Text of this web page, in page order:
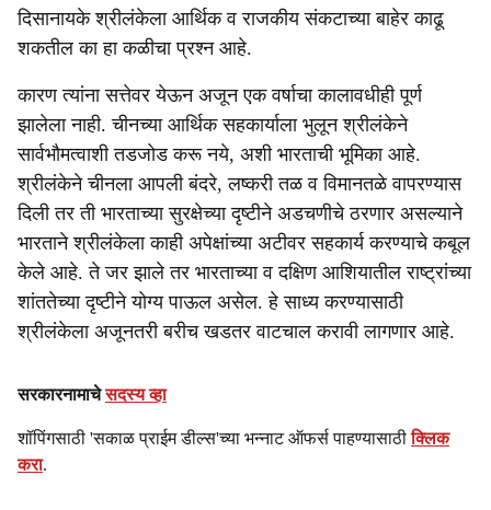
दिसानायके श्रीलंकेला आर्थिक व राजकीय संकटाच्या बाहेर काढू
शकतील का हा कळीचा प्रश्न आहे.
कारण त्यांना सत्तेवर येऊन अजून एक वर्षाचा कालावधीही पूर्ण
झालेला नाही. चीनच्या आर्थिक सहकार्याला भुलून श्रीलंकेने
सार्वभौमत्वाशी तडजोड करू नये, अशी भारताची भूमिका आहे.
श्रीलंकेने चीनला आपली बंदरे, लष्करी तळ व विमानतळे वापरण्यास
दिली तर ती भारताच्या सुरक्षेच्या दृष्टीने अडचणीचे ठरणार असल्याने
भारताने श्रीलंकेला काही अपेक्षांच्या अटीवर सहकार्य करण्याचे कबूल
केले आहे. ते जर झाले तर भारताच्या व दक्षिण आशियातील राष्ट्रांच्या
शांततेच्या दृष्टीने योग्य पाऊल असेल. हे साध्य करण्यासाठी
श्रीलंकेला अजूनतरी बरीच खडतर वाटचाल करावी लागणार आहे.
सरकारनामाचेसदस्य व्हा
शॉपिंगसाठी 'सकाळ प्राईम डील्स'च्या भन्नाट ऑफर्स पाहण्यासाठीक्लिक
करा.